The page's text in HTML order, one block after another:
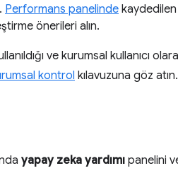
. Performans panelinde
önerileri alın.
ve kurumsal kullanıcı
kontrol kılavuzuna göz atın.
yapay zeka yardımı panelini